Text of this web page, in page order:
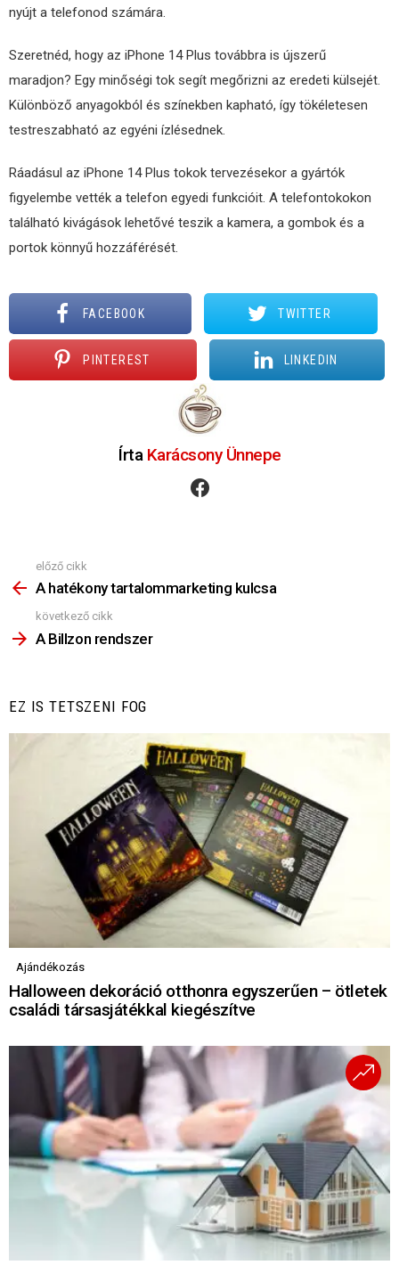
nyújt a telefonod számára.
Szeretnéd, hogy az iPhone 14 Plus továbbra is újszerű
maradjon? Egy minőségi tok segít megőrizni az eredeti külsejét.
Különböző anyagokból és színekben kapható, így tökéletesen
testreszabható az egyéni ízlésednek.
Ráadásul az iPhone 14 Plus tokok tervezésekor a gyártók
figyelembe vették a telefon egyedi funkcióit. A telefontokokon
található kivágások lehetővé teszik a kamera, a gombok és a
portok könnyű hozzáférését.
FACEBOOK TWITTER
PINTEREST LINKEDIN
Írta Karácsony Ünnepe
Nézz
Többet
előző cikk
A hatékony tartalommarketing kulcsa
következő cikk
A Billzon rendszer
EZ IS TETSZENI FOG
Ajándékozás
Halloween dekoráció otthonra egyszerűen – ötletek
családi társasjátékkal kiegészítve